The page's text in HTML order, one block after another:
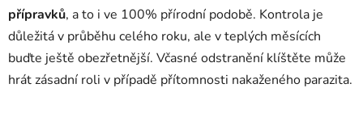
přípravků, a to i ve 100% přírodní podobě. Kontrola je
důležitá v průběhu celého roku, ale v teplých měsících
buďte ještě obezřetnější. Včasné odstranění klíštěte může
hrát zásadní roli v případě přítomnosti nakaženého parazita.